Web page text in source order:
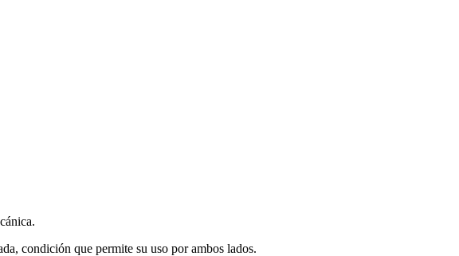
condición que permite su uso por ambos lados.